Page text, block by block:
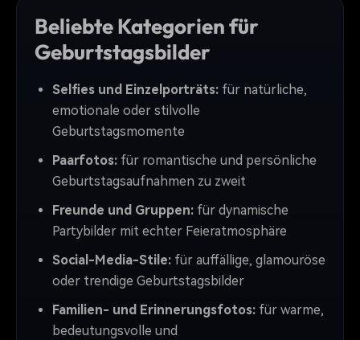
Beliebte Kategorien für
Geburtstagsbilder
Selfies und Einzelporträts: für natürliche,
emotionale oder stilvolle
Geburtstagsmomente
Paarfotos: für romantische und persönliche
Geburtstagsaufnahmen zu zweit
Freunde und Gruppen: für dynamische
Partybilder mit echter Feieratmosphäre
Social-Media-Stile: für auffällige, glamouröse
oder trendige Geburtstagsbilder
Familien- und Erinnerungsfotos: für warme,
bedeutungsvolle und